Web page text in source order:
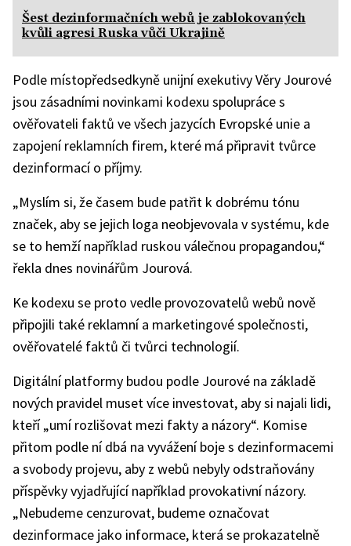
Šest dezinformačních webů je zablokovaných
kvůli agresi Ruska vůči Ukrajině
Podle místopředsedkyně unijní exekutivy Věry Jourové
jsou zásadními novinkami kodexu spolupráce s
ověřovateli faktů ve všech jazycích Evropské unie a
zapojení reklamních firem, které má připravit tvůrce
dezinformací o příjmy.
„Myslím si, že časem bude patřit k dobrému tónu
značek, aby se jejich loga neobjevovala v systému, kde
se to hemží například ruskou válečnou propagandou,“
řekla dnes novinářům Jourová.
Ke kodexu se proto vedle provozovatelů webů nově
připojili také reklamní a marketingové společnosti,
ověřovatelé faktů či tvůrci technologií.
Digitální platformy budou podle Jourové na základě
nových pravidel muset více investovat, aby si najali lidi,
kteří „umí rozlišovat mezi fakty a názory“. Komise
přitom podle ní dbá na vyvážení boje s dezinformacemi
a svobody projevu, aby z webů nebyly odstraňovány
příspěvky vyjadřující například provokativní názory.
„Nebudeme cenzurovat, budeme označovat
dezinformace jako informace, která se prokazatelně